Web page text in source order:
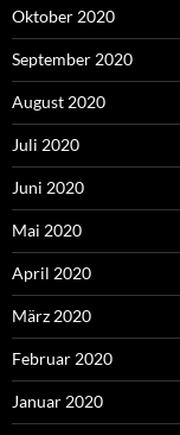
Oktober 2020
September 2020
August 2020
Juli 2020
Juni 2020
Mai 2020
April 2020
März 2020
Februar 2020
Januar 2020